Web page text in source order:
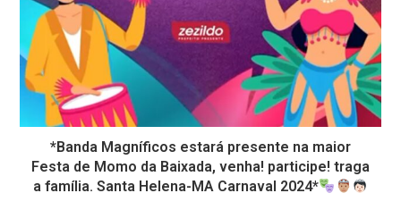
*Banda Magníficos estará presente na maior
Festa de Momo da Baixada, venha! participe! traga
a família. Santa Helena-MA Carnaval 2024*